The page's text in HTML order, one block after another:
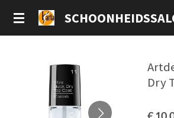
Ga
direct
hoofdinhoud
Dry